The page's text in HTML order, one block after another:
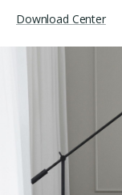
Download Center